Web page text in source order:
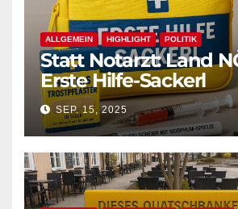
ALLGEMEIN HIGHLIGHT POLITIK
Statt Notarzt: Land
Erste Hilfe-Sackerl
SEP. 15, 2025